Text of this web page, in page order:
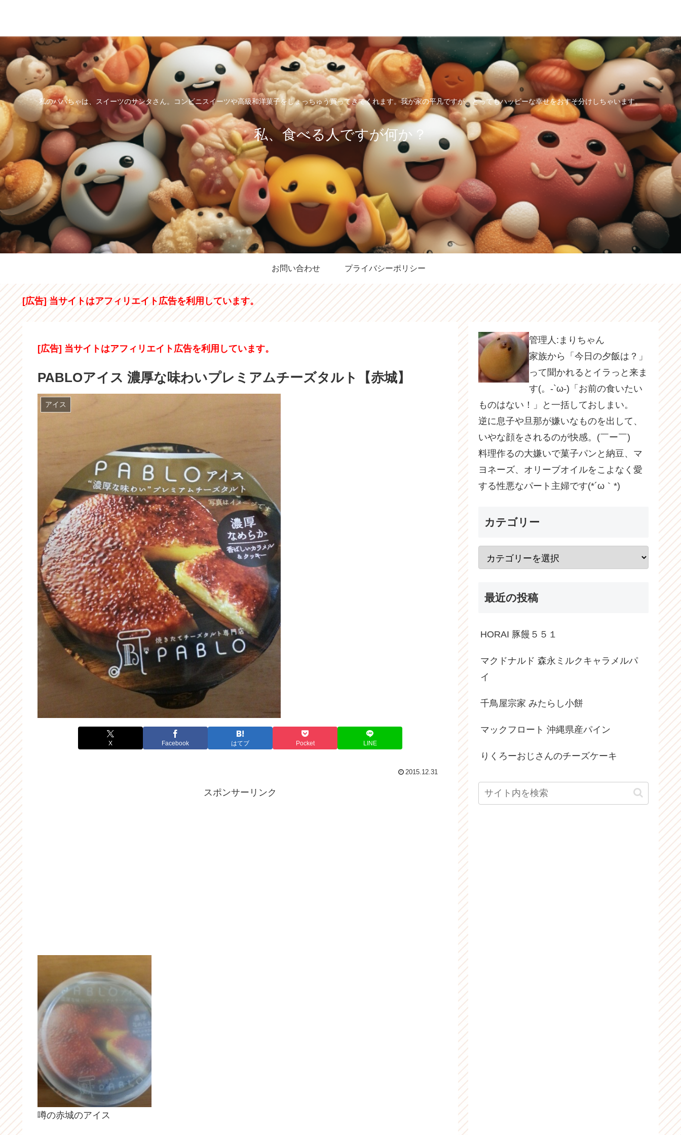
私のパパちゃは、スイーツのサンタさん。コンビニスイーツや高級和洋菓子をしょっちゅう買ってきてくれます。我が家の平凡ですが、とってもハッピーな幸せをおすそ分けしちゃいます。
私、食べる人ですが何か？
お問い合わせ プライバシーポリシー
[広告] 当サイトはアフィリエイト広告を利用しています。
[広告] 当サイトはアフィリエイト広告を利用しています。
PABLOアイス 濃厚な味わいプレミアムチーズタルト【赤城】
アイス
X Facebook はてブ Pocket LINE
2015.12.31
スポンサーリンク
噂の赤城のアイス
管理人:まりちゃん
家族から「今日の夕飯は？」
って聞かれるとイラっと来ま
す(。-`ω-)「お前の食いたい
ものはない！」と一括しておしまい。
逆に息子や旦那が嫌いなものを出して、
いやな顔をされるのが快感。(￣ー￣)
料理作るの大嫌いで菓子パンと納豆、マ
ヨネーズ、オリーブオイルをこよなく愛
する性悪なパート主婦です(*´ω｀*)
カテゴリー
最近の投稿
HORAI 豚饅５５１
マクドナルド 森永ミルクキャラメルパ
イ
千鳥屋宗家 みたらし小餅
マックフロート 沖縄県産パイン
りくろーおじさんのチーズケーキ